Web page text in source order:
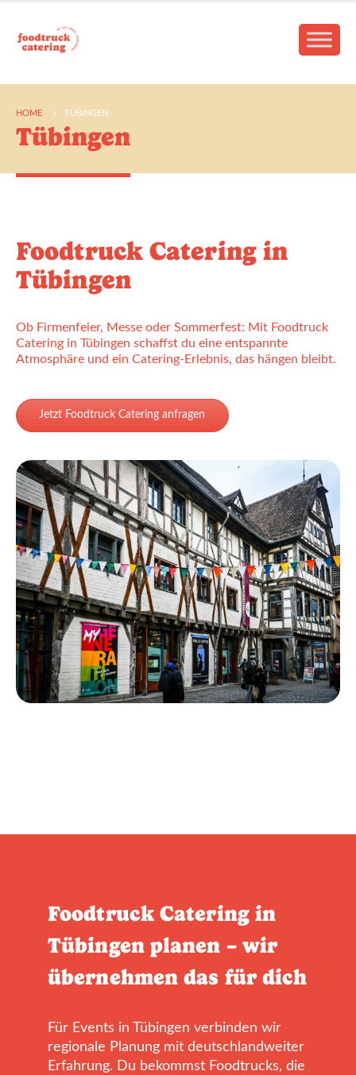
HOME TÜBINGEN
Tübingen
Foodtruck Catering in
Tübingen
Ob Firmenfeier, Messe oder Sommerfest: Mit Foodtruck
Catering in Tübingen schaffst du eine entspannte
Atmosphäre und ein Catering-Erlebnis, das hängen bleibt.
Jetzt Foodtruck Catering anfragen
Foodtruck Catering in
Tübingen planen – wir
übernehmen das für dich
Für Events in Tübingen verbinden wir
regionale Planung mit deutschlandweiter
Erfahrung. Du bekommst Foodtrucks, die